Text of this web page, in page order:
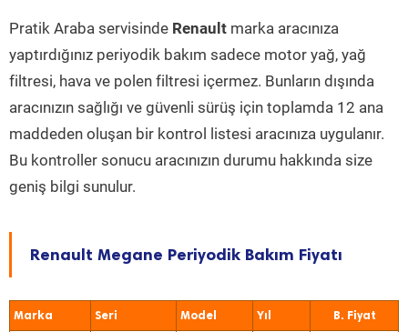
Pratik Araba servisinde Renault marka aracınıza
yaptırdığınız periyodik bakım sadece motor yağ, yağ
filtresi, hava ve polen filtresi içermez. Bunların dışında
aracınızın sağlığı ve güvenli sürüş için toplamda 12 ana
maddeden oluşan bir kontrol listesi aracınıza uygulanır.
Bu kontroller sonucu aracınızın durumu hakkında size
geniş bilgi sunulur.
Renault Megane Periyodik Bakım Fiyatı
Marka Seri Model Yıl